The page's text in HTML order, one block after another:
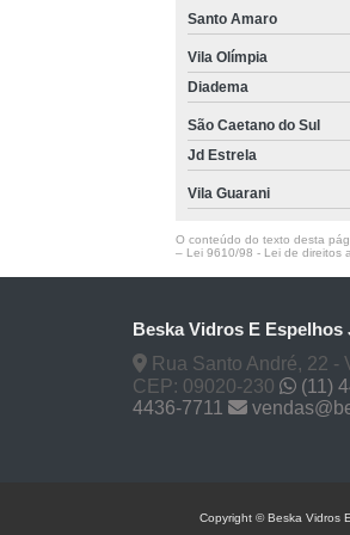
Santo Amaro
Vila Olímpia
Diadema
São Caetano do Sul
Jd Estrela
Vila Guarani
O conteúdo do texto desta
– Lei 9610/98 - Lei de direitos
Beska Vidros E Espelhos
Rua Santo André, 22 -
CEP: 09020-230
(11)
4436-7711
Copyright © Beska Vidros